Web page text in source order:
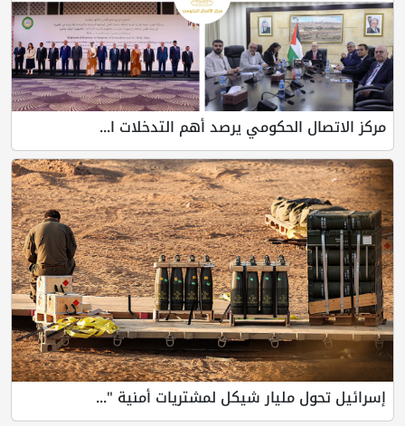
مركز الاتصال الحكومي يرصد أهم التدخلات ا...
إسرائيل تحول مليار شيكل لمشتريات أمنية "...